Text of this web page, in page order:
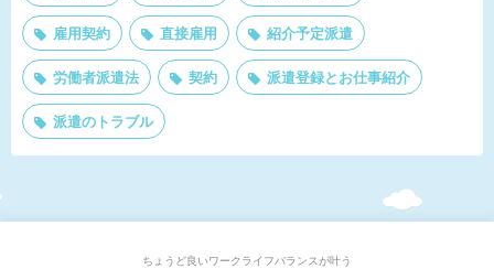
雇用契約 直接雇用 紹介予定派遣
労働者派遣法 契約 派遣登録とお仕事紹介
派遣のトラブル
ちょうど良いワークライフバランスが叶う